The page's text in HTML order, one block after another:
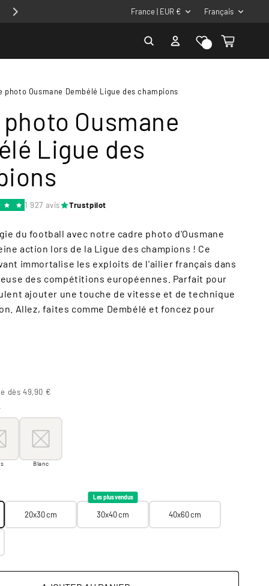
Profite de - 10% avec le code 10CADRE
P
s
é
i
France | EUR €
L
n
g
Français
Connexion
Liste de
souhaits
Panier
photo Ousmane Dembélé Ligue des champions
Ousmane
Ligue des
1 927 avis Trustpilot
du football avec notre cadre photo d'Ousmane
action lors de la Ligue des champions ! Ce
immortalise les exploits de l'ailier français dans
des compétitions européennes. Parfait pour
ajouter une touche de vitesse et de technique
Allez, faites comme Dembélé et foncez pour
dès 49,90 €
Blanc
30x40 cm 40x60 cm
Blanc
20x30 cm
Les plus vendus
30x40 cm 40x60 cm